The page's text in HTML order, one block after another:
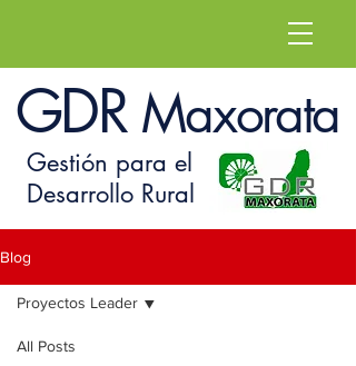
GDR Maxorata
Gestión para el
Desarrollo Rural
Blog
All Posts
Proyectos Leader